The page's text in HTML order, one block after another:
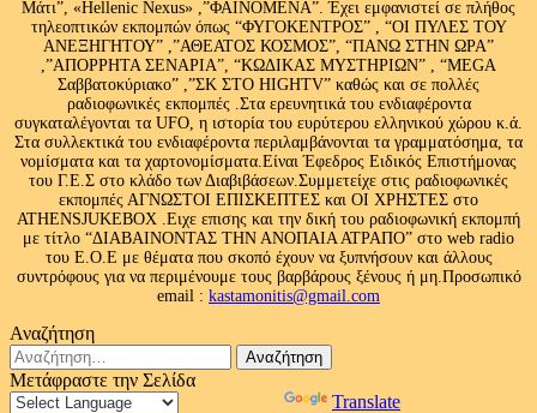
Μάτι”, «Hellenic Nexus» ,”ΦΑΙΝΟΜΕΝΑ”. Έχει εμφανιστεί σε πλήθος
τηλεοπτικών εκπομπών όπως “ΦΥΓΟΚΕΝΤΡΟΣ” , “ΟΙ ΠΥΛΕΣ ΤΟΥ
ΑΝΕΞΗΓΗΤΟΥ” ,”ΑΘΕΑΤΟΣ ΚΟΣΜΟΣ”, “ΠΑΝΩ ΣΤΗΝ ΩΡΑ”
,”ΑΠΟΡΡΗΤΑ ΣΕΝΑΡΙΑ”, “ΚΩΔΙΚΑΣ ΜΥΣΤΗΡΙΩΝ” , “MEGA
Σαββατοκύριακο” ,”ΣΚ ΣΤΟ HIGHTV” καθώς και σε πολλές
ραδιοφωνικές εκπομπές .Στα ερευνητικά του ενδιαφέροντα
συγκαταλέγονται τα UFO, η ιστορία του ευρύτερου ελληνικού χώρου κ.ά.
Στα συλλεκτικά του ενδιαφέροντα περιλαμβάνονται τα γραμματόσημα, τα
νομίσματα και τα χαρτονομίσματα.Είναι Έφεδρος Ειδικός Επιστήμονας
του Γ.Ε.Σ στο κλάδο των Διαβιβάσεων.Συμμετείχε στις ραδιοφωνικές
εκπομπές ΑΓΝΩΣΤΟΙ ΕΠΙΣΚΕΠΤΕΣ και ΟΙ ΧΡΗΣΤΕΣ στο
ATHENSJUKEBOX .Ειχε επισης και την δική του ραδιοφωνική εκπομπή
με τίτλο “ΔΙΑΒΑΙΝΟΝΤΑΣ ΤΗΝ ΑΝΟΠΑΙΑ ΑΤΡΑΠΟ” στο web radio
του Ε.Ο.Ε με θέματα που σκοπό έχουν να ξυπνήσουν και άλλους
συντρόφους για να περιμένουμε τους βαρβάρους ξένους ή μη.Προσωπικό
email : kastamonitis@gmail.com
Αναζήτηση
Αναζήτηση
για:
Μετάφραστε την Σελίδα
Translate